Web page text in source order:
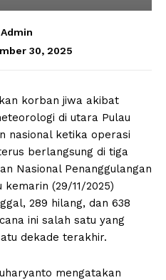
Admin
30, 2025
korban jiwa akibat
di utara Pulau
nasional ketika operasi
berlangsung di tiga
Nasional Penanggulangan
kemarin (29/11/2025)
289 hilang, dan 638
ini salah satu yang
dekade terakhir.
mengatakan